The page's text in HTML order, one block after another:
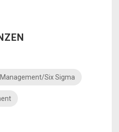
Management/Six Sigma